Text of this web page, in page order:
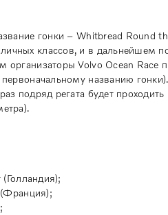
гонки – Whitbread Round
классов, и в дальнейшем
организаторы Volvo Ocean
названию
подряд регата будет